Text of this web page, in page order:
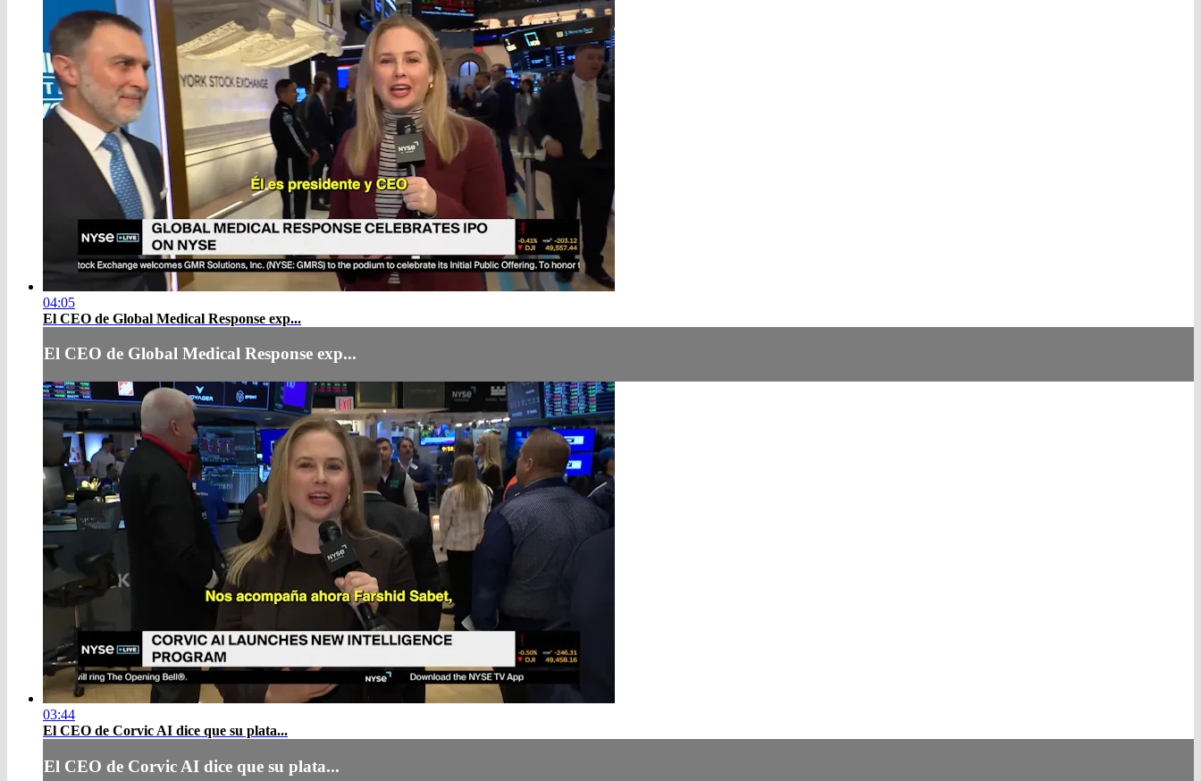
04:05
El CEO de Global Medical Response exp...
El CEO de Global Medical Response exp...
03:44
El CEO de Corvic AI dice que su plata...
El CEO de Corvic AI dice que su plata...